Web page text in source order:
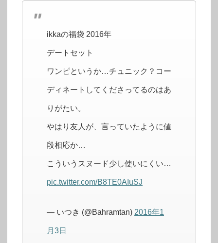
ikkaの福袋 2016年
デートセット
ワンピというか…チュニック？コー
ディネートしてくださってるのはあ
りがたい。
やはり友人が、言っていたように値
段相応か…
こういうスヌード少し使いにくい…
pic.twitter.com/B8TE0AIuSJ
— いつき (@Bahramtan) 2016年1
月3日